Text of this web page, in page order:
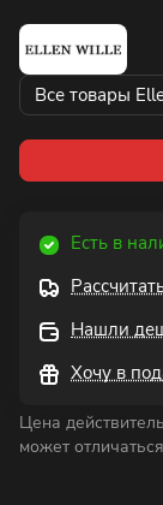
Все товары
Есть в
Нашли
Хочу в
Цена
может